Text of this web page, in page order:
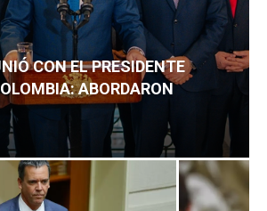
CON EL PRESIDENTE
ABORDARON